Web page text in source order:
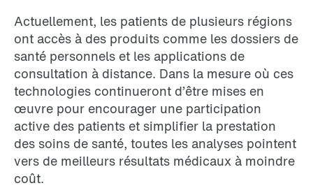
Actuellement, les patients de plusieurs régions
ont accès à des produits comme les dossiers de
santé personnels et les applications de
consultation à distance. Dans la mesure où ces
technologies continueront d’être mises en
œuvre pour encourager une participation
active des patients et simplifier la prestation
des soins de santé, toutes les analyses pointent
vers de meilleurs résultats médicaux à moindre
coût.